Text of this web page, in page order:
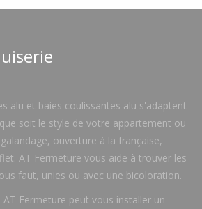
alu et baies coulissantes alu s'adaptent
soit le style de votre appartement ou
ouverture à la française,
AT Fermeture vous aide à trouver les
faut, unies ou avec une bicoloration.
Fermeture peut vous installer un